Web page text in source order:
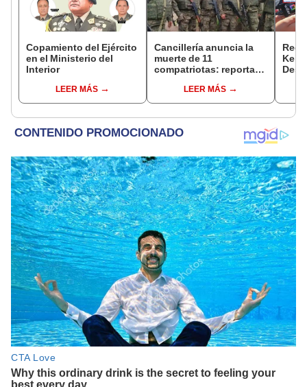
Copamiento del Ejército
en el Ministerio del
Interior
LEER MÁS
Cancillería anuncia la
muerte de 11
compatriotas: reportan
capturados por Ucrania
LEER MÁS